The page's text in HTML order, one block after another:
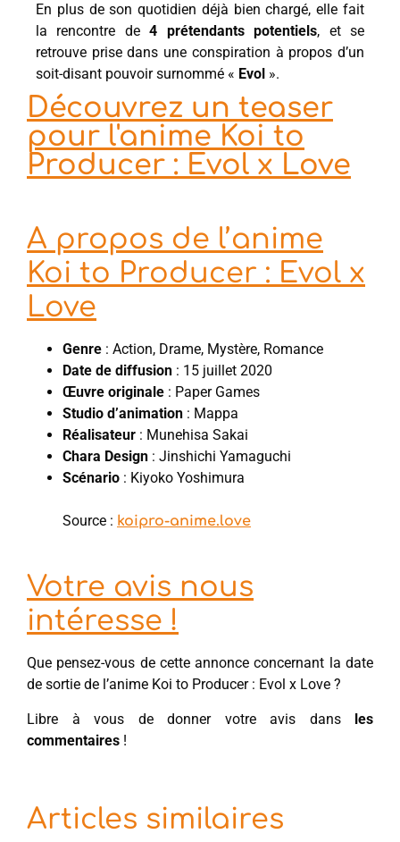
En plus de son quotidien déjà bien chargé, elle fait
la rencontre de4 prétendants potentiels, et se
retrouve prise dans une conspiration à propos d’un
soit-disant pouvoir surnommé « Evol ».
Découvrez un teaser
pour l'anime Koi to
Producer : Evol x Love
A propos de l’anime
Koi to Producer : Evol x
Love
Genre : Action, Drame, Mystère, Romance
Date de diffusion : 15 juillet 2020
Œuvre originale : Paper Games
Studio d’animation : Mappa
Réalisateur : Munehisa Sakai
Chara Design : Jinshichi Yamaguchi
Scénario : Kiyoko Yoshimura
Source : koipro-anime.love
Votre avis nous
intéresse !
Que pensez-vous de cette annonce concernant la date
de sortie de l’anime Koi to Producer : Evol x Love ?
Libre à vous de donner votre avis dans
les
commentaires !
Articles similaires